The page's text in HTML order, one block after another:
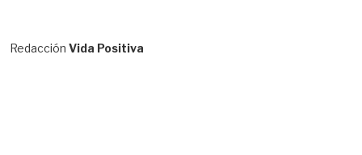
Redacción Vida Positiva